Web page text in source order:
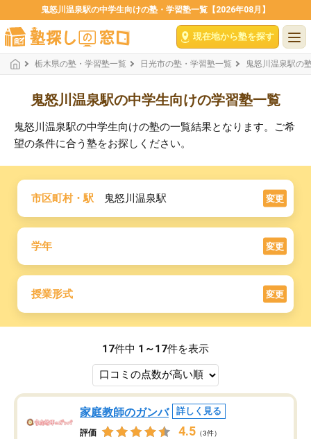
鬼怒川温泉駅の中学生向けの塾・学習塾一覧【2026年08月】
現在地から塾を探す
栃木県の塾・学習塾一覧 日光市の塾・学習塾一覧 鬼怒川温泉駅の
鬼怒川温泉駅の中学生向けの学習塾一覧
鬼怒川温泉駅の中学生向けの塾の一覧結果となります。ご希
望の条件に合う塾をお探しください。
市区町村・駅 鬼怒川温泉駅 変更
学年 変更
授業形式 変更
17件中 1～17件を表示
家庭教師のガンバ 詳しく見る
評価 4.5 （3件）